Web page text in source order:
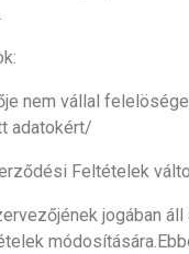
nem vállal
adatokért/
Feltételek
jogában áll